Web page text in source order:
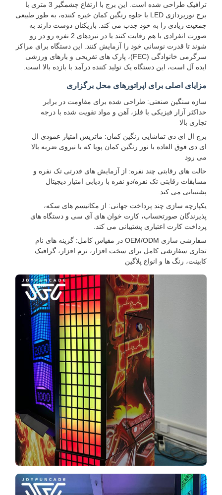
ترافیک طراحی شده است. این برج با ارتفاع چشمگیر 3 متری با
برج نورپردازی LED با جلوه رنگین کمان خیره کننده، به طور طبیعی
جمعیت زیادی را به خود جذب می کند. بازیکنان دوست دارند به
صورت انفرادی با هم رقابت کنند یا در نبردهای 2 نفره رو در رو
شوند تا قدرت نوسانی خود را آزمایش کنند. این دستگاه برای مراکز
سرگرمی خانوادگی (FEC)، پارک های تفریحی و بارهای ورزشی
ایده آل است، این دستگاه یک تولید کننده درآمد با بازده بالا است.
مزایای اصلی برای اپراتورهای محل برگزاری
سازه سنگین صنعتی: طراحی شده برای مقاومت در برابر
حداکثر آزار فیزیکی با فلز، آهن و مواد تقویت شده با درجه
تجاری بالا
برج ال ای دی تماشایی رنگین کمان: ماتریس امتیاز عمودی ال
ای دی فوق العاده با نور رنگین کمان پویا که با نیروی ضربه بالا
می رود
حالت های رقابتی چند نفره: از آزمایش های قدرتی تک نفره و
مسابقات رقابتی تک نفره/دو نفره با ردیابی امتیاز دیجیتال
پشتیبانی می کند.
یکپارچه سازی چند پرداخت جهانی: از مکانیسم های سکه،
پذیرندگان صورتحساب، کارت خوان های آی سی و دستگاه های
پرداخت کارت اعتباری پشتیبانی می کند.
سفارشی سازی OEM/ODM در مقیاس کامل: گزینه های نام
تجاری سفارشی کامل برای سخت افزار، نرم افزار، گرافیک
کابینت، رنگ ها و انواع پلاگین